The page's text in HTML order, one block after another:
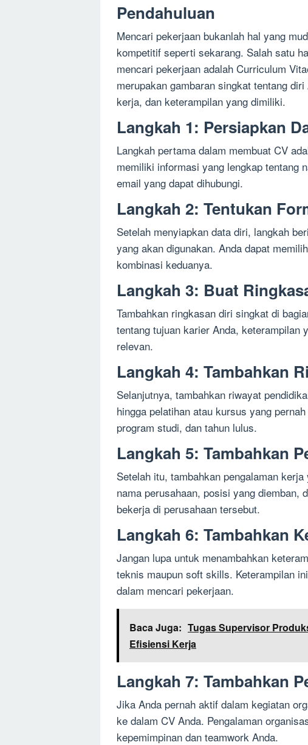
Pendahuluan
Mencari pekerjaan bukanlah hal yang
kompetitif seperti sekarang. Salah satu
mencari pekerjaan adalah Curriculum
merupakan gambaran singkat tentang
kerja, dan keterampilan yang dimiliki.
Langkah 1: Persiapkan
Langkah pertama dalam membuat CV
memiliki informasi yang lengkap tentang
email yang dapat dihubungi.
Langkah 2: Tentukan
Setelah menyiapkan data diri, langkah
yang akan digunakan. Anda dapat
kombinasi keduanya.
Langkah 3: Buat
Tambahkan ringkasan diri singkat di
tentang tujuan karier Anda, keterampilan
relevan.
Langkah 4: Tambahkan
Selanjutnya, tambahkan riwayat
hingga pelatihan atau kursus yang
program studi, dan tahun lulus.
Langkah 5: Tambahkan
Setelah itu, tambahkan pengalaman
nama perusahaan, posisi yang diemban,
bekerja di perusahaan tersebut.
Langkah 6: Tambahkan
Jangan lupa untuk menambahkan
teknis maupun soft skills. Keterampilan
dalam mencari pekerjaan.
Baca Juga: Tugas Supervisor
Efisiensi Kerja
Langkah 7: Tambahkan
Jika Anda pernah aktif dalam kegiatan
ke dalam CV Anda. Pengalaman
kepemimpinan dan teamwork Anda.